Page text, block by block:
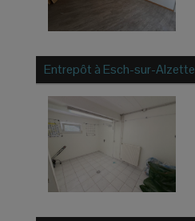
Entrepôt à Esch-sur-Alzette